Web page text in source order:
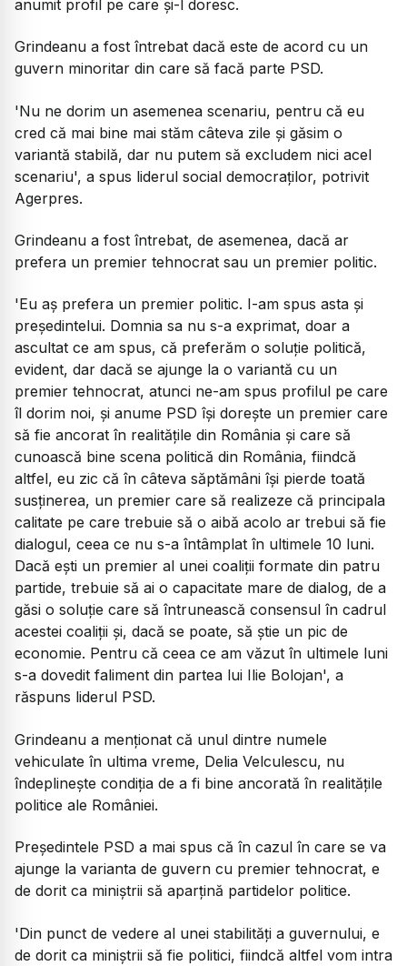
anumit profil pe care și-l doresc.
Grindeanu a fost întrebat dacă este de acord cu un
guvern minoritar din care să facă parte PSD.
'Nu ne dorim un asemenea scenariu, pentru că eu
cred că mai bine mai stăm câteva zile și găsim o
variantă stabilă, dar nu putem să excludem nici acel
scenariu', a spus liderul social democraților, potrivit
Agerpres.
Grindeanu a fost întrebat, de asemenea, dacă ar
prefera un premier tehnocrat sau un premier politic.
'Eu aș prefera un premier politic. I-am spus asta și
președintelui. Domnia sa nu s-a exprimat, doar a
ascultat ce am spus, că preferăm o soluție politică,
evident, dar dacă se ajunge la o variantă cu un
premier tehnocrat, atunci ne-am spus profilul pe care
îl dorim noi, și anume PSD își dorește un premier care
să fie ancorat în realitățile din România și care să
cunoască bine scena politică din România, fiindcă
altfel, eu zic că în câteva săptămâni își pierde toată
susținerea, un premier care să realizeze că principala
calitate pe care trebuie să o aibă acolo ar trebui să fie
dialogul, ceea ce nu s-a întâmplat în ultimele 10 luni.
Dacă ești un premier al unei coaliții formate din patru
partide, trebuie să ai o capacitate mare de dialog, de a
găsi o soluție care să întrunească consensul în cadrul
acestei coaliții și, dacă se poate, să știe un pic de
economie. Pentru că ceea ce am văzut în ultimele luni
s-a dovedit faliment din partea lui Ilie Bolojan', a
răspuns liderul PSD.
Grindeanu a menționat că unul dintre numele
vehiculate în ultima vreme, Delia Velculescu, nu
îndeplinește condiția de a fi bine ancorată în realitățile
politice ale României.
Președintele PSD a mai spus că în cazul în care se va
ajunge la varianta de guvern cu premier tehnocrat, e
de dorit ca miniștrii să aparțină partidelor politice.
'Din punct de vedere al unei stabilități a guvernului, e
de dorit ca miniștrii să fie politici, fiindcă altfel vom intra